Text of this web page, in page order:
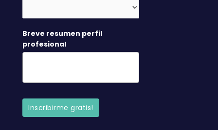
Breve resumen perfil
profesional
Inscribirme gratis!